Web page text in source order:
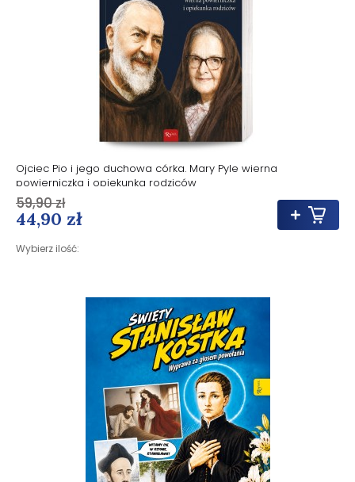
Ojciec Pio i jego duchowa córka. Mary Pyle wierna
powierniczka i opiekunka rodziców
44,90 zł
Wybierz ilość:
59,90 zł